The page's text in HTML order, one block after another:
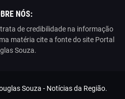
NÓS:
de credibilidade na informação
matéria cite a fonte do site Portal
Souza.
Souza - Notícias da Região.